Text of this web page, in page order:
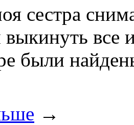
сестра
все
были
→